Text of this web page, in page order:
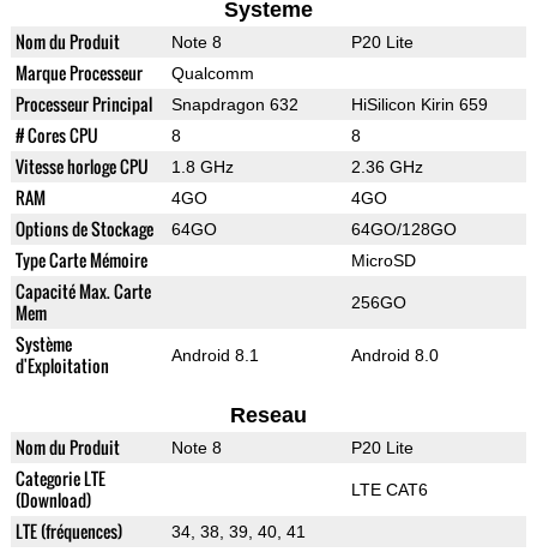
Systeme
Nom du Produit Note 8 P20 Lite
Marque Processeur Qualcomm
Processeur Principal Snapdragon 632 HiSilicon Kirin 659
# Cores CPU 8 8
Vitesse horloge CPU 1.8 GHz 2.36 GHz
RAM 4GO 4GO
Options de Stockage 64GO 64GO/128GO
Type Carte Mémoire MicroSD
Capacité Max. Carte
Mem
256GO
Système
d'Exploitation
Android 8.1 Android 8.0
Reseau
Nom du Produit Note 8 P20 Lite
Categorie LTE
(Download)
LTE CAT6
LTE (fréquences) 34, 38, 39, 40, 41